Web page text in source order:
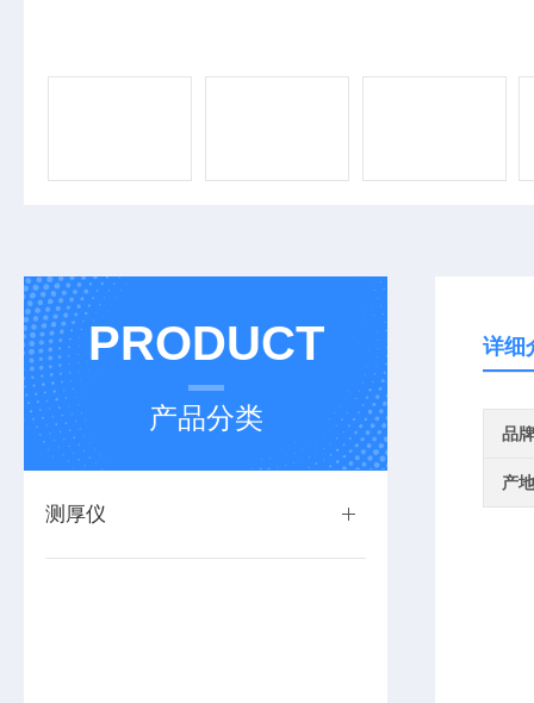
PRODUCT
产品分类
测厚仪
详细
品牌
产